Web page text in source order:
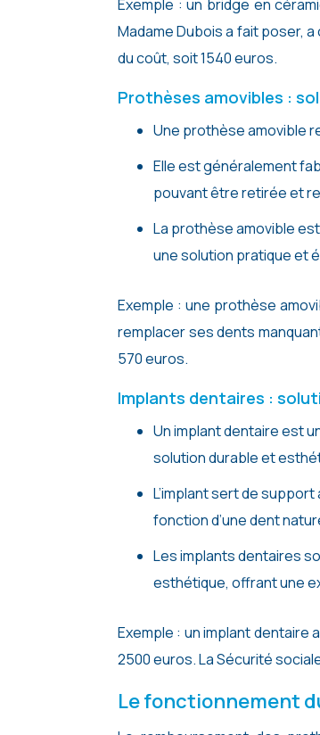
Exemple : un bridge en
Madame Dubois a fait poser,
du coût, soit 1540 euros.
Prothèses amovibles :
Une prothèse amovible
Elle est généralement
pouvant être retirée et
La prothèse amovible
une solution pratique et
Exemple : une prothèse
remplacer ses dents
570 euros.
Implants dentaires :
Un implant dentaire est
solution durable et
L’implant sert de
fonction d’une dent
Les implants dentaires
esthétique, offrant une
Exemple : un implant dentaire
2500 euros. La Sécurité
Le fonctionnement